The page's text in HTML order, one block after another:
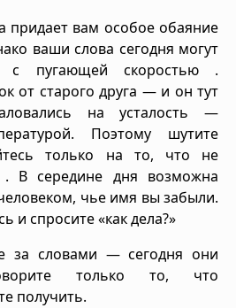
придает вам особое обаяние
ваши слова сегодня могут
с пугающей скоростью .
от старого друга — и он тут
на усталость —
Поэтому шутите
только на то, что не
. В середине дня возможна
чье имя вы забыли.
и спросите «как дела?»
за словами — сегодня они
только то, что
получить.